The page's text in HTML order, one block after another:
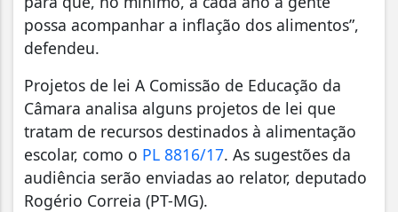
possa acompanhar a inflação dos alimentos”,
defendeu.
Projetos de lei A Comissão de Educação da
Câmara analisa alguns projetos de lei que
tratam de recursos destinados à alimentação
escolar, como o PL 8816/17. As sugestões da
audiência serão enviadas ao relator, deputado
Rogério Correia (PT-MG).